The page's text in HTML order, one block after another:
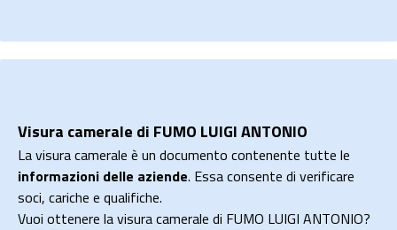
Visura camerale di FUMO LUIGI ANTONIO
La visura camerale è un documento contenente tutte le
informazioni delle aziende. Essa consente di verificare
soci, cariche e qualifiche.
Vuoi ottenere la visura camerale di FUMO LUIGI ANTONIO?